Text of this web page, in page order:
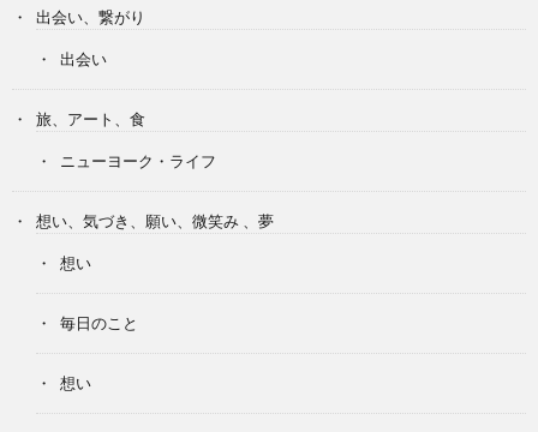
出会い、繋がり
出会い
旅、アート、食
ニューヨーク・ライフ
想い、気づき、願い、微笑み 、夢
想い
毎日のこと
想い